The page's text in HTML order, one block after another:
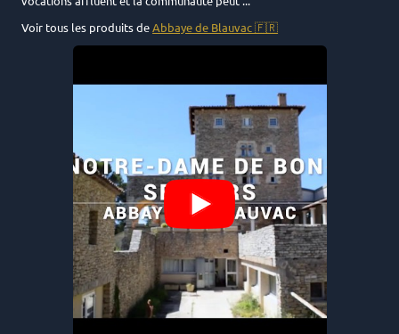
Voir tous les produits deAbbaye de Blauvac 🇫🇷